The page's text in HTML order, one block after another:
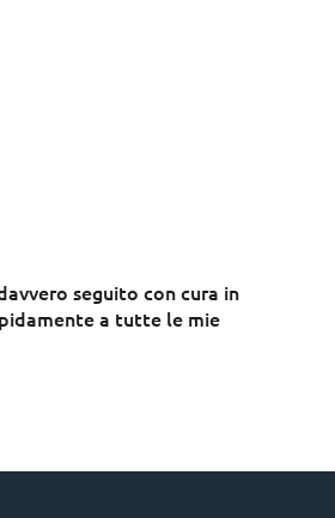
seguito con cura in
a tutte le mie